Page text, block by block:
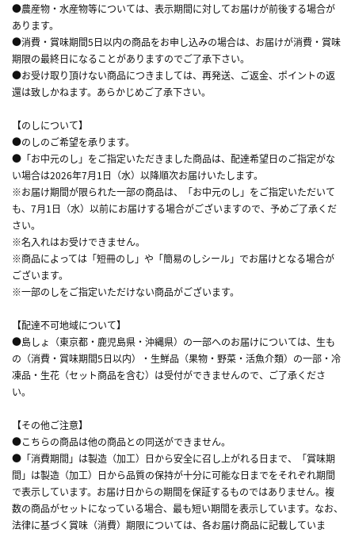
●農産物・水産物等については、表示期間に対してお届けが前後する場合が
あります。
●消費・賞味期間5日以内の商品をお申し込みの場合は、お届けが消費・賞味
期限の最終日になることがありますのでご了承下さい。
●お受け取り頂けない商品につきましては、再発送、ご返金、ポイントの返
還は致しかねます。あらかじめご了承下さい。
【のしについて】
●のしのご希望を承ります。
●「お中元のし」をご指定いただきました商品は、配達希望日のご指定がな
い場合は2026年7月1日（水）以降順次お届けいたします。
※お届け期間が限られた一部の商品は、「お中元のし」をご指定いただいて
も、7月1日（水）以前にお届けする場合がございますので、予めご了承くだ
さい。
※名入れはお受けできません。
※商品によっては「短冊のし」や「簡易のしシール」でお届けとなる場合が
ございます。
※一部のしをご指定いただけない商品がございます。
【配達不可地域について】
●島しょ（東京都・鹿児島県・沖縄県）の一部へのお届けについては、生も
の（消費・賞味期間5日以内）・生鮮品（果物・野菜・活魚介類）の一部・冷
凍品・生花（セット商品を含む）は受付ができませんので、ご了承くださ
い。
【その他ご注意】
●こちらの商品は他の商品との同送ができません。
●「消費期間」は製造（加工）日から安全に召し上がれる日まで、「賞味期
間」は製造（加工）日から品質の保持が十分に可能な日までをそれぞれ期間
で表示しています。お届け日からの期間を保証するものではありません。複
数の商品がセットになっている場合、最も短い期間を表示しています。なお、
法律に基づく賞味（消費）期限については、各お届け商品に記載していま